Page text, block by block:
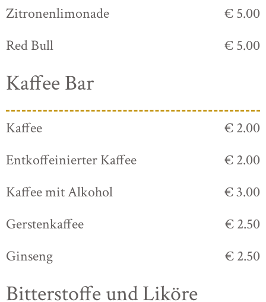
Zitronenlimonade
€ 5.00
Red Bull
€ 5.00
Kaffee Bar
Kaffee
€ 2.00
Entkoffeinierter Kaffee
€ 2.00
Kaffee mit Alkohol
€ 3.00
Gerstenkaffee
€ 2.50
Ginseng
€ 2.50
Bitterstoffe und Liköre